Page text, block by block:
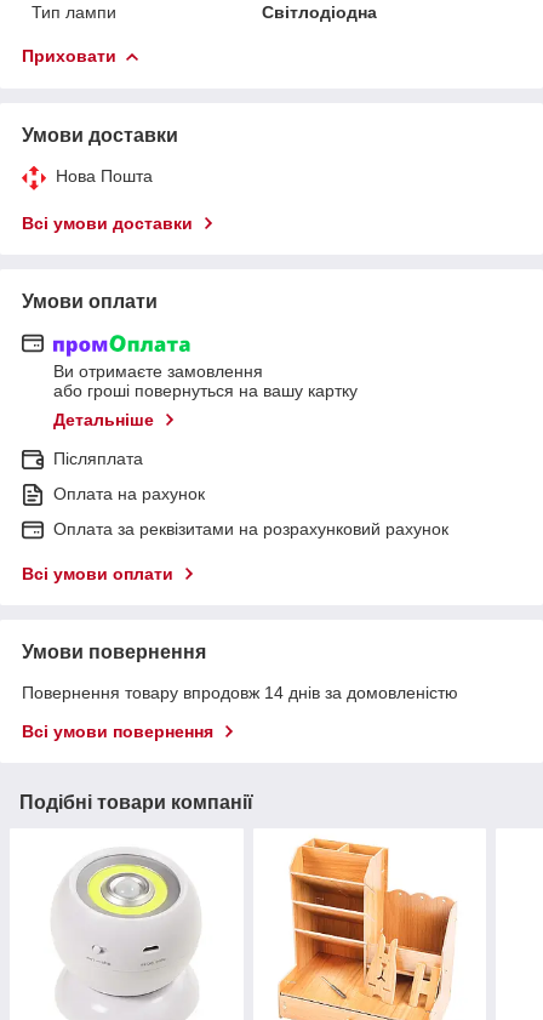
Тип лампи
Світлодіодна
Приховати
Умови доставки
Нова Пошта
Всі умови доставки
Умови оплати
Ви отримаєте замовлення
або гроші повернуться на вашу картку
Детальніше
Післяплата
Оплата на рахунок
Оплата за реквізитами на розрахунковий рахунок
Всі умови оплати
Умови повернення
Повернення товару впродовж 14 днів за домовленістю
Всі умови повернення
Подібні товари компанії